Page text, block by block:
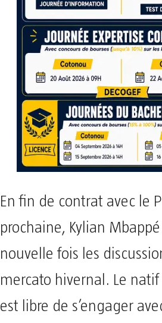
En fin de contrat avec le
prochaine, Kylian
nouvelle fois les
mercato hivernal. Le
est libre de s’engager